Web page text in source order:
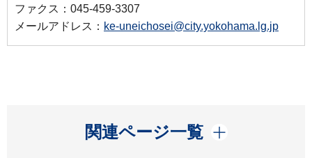
ファクス：045-459-3307
メールアドレス： ke-uneichosei@city.yokohama.lg.jp
関連ページ一覧
開く